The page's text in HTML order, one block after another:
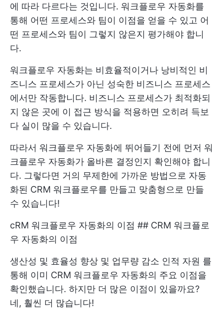
에 따라 다르다는 것입니다. 워크플로우 자동화를
통해 어떤 프로세스와 팀이 이점을 얻을 수 있고 어
떤 프로세스와 팀이 그렇지 않은지 평가해야 합니
다.
워크플로우 자동화는 비효율적이거나 낭비적인 비
즈니스 프로세스가 아닌 성숙한 비즈니스 프로세스
에서만 작동합니다. 비즈니스 프로세스가 최적화되
지 않은 곳에 이 접근 방식을 적용하면 오히려 득보
다 실이 많을 수 있습니다.
따라서 워크플로우 자동화에 뛰어들기 전에 먼저 워
크플로우 자동화가 올바른 결정인지 확인해야 합니
다. 그렇다면 거의 무제한에 가까운 방법으로 자동
화된 CRM 워크플로우를 만들고 맞춤형으로 만들
수 있습니다!
cRM 워크플로우 자동화의 이점 ## CRM 워크플로
우 자동화의 이점
생산성 및 효율성 향상 및 업무량 감소 인적 자원 를
통해 이미 CRM 워크플로우 자동화의 주요 이점을
확인했습니다. 하지만 더 많은 이점이 있을까요?
네, 훨씬 더 많습니다!